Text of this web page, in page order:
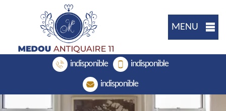
MENU
indisponible indisponible
indisponible